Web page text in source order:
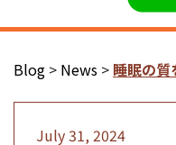
Blog > News > 睡眠の質
July 31, 2024